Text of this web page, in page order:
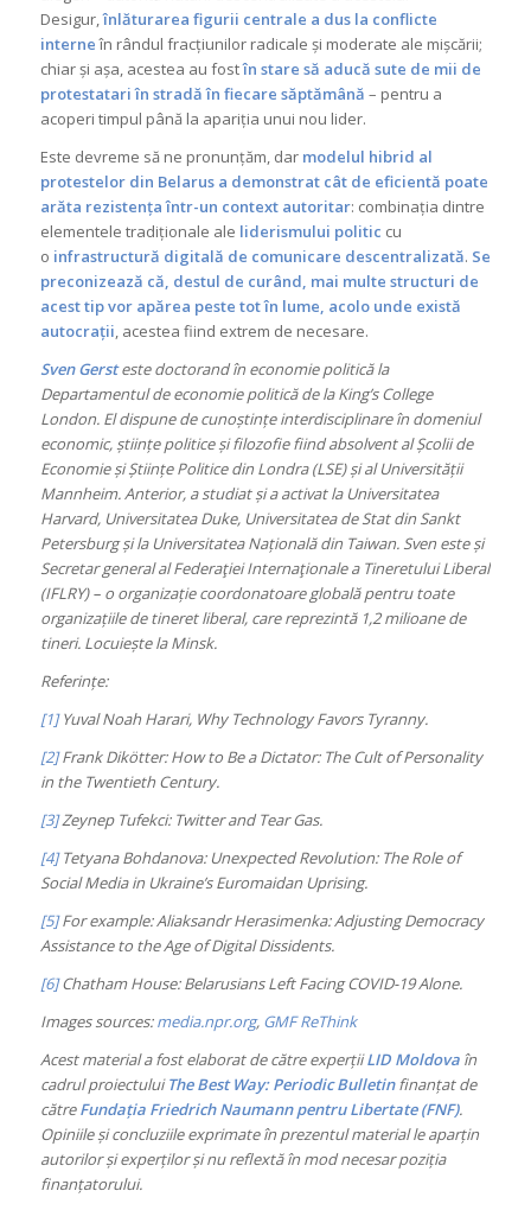
Desigur,înlăturarea figurii centrale a dus la conflicte
interneîn rândul fracțiunilor radicale și moderate ale mișcării;
chiar și așa, acestea au fostîn stare să aducă sute de mii de
protestatari în stradă în fiecare săptămână – pentru a
acoperi timpul până la apariția unui nou lider.
Este devreme să ne pronunțăm, dar modelul hibrid al
protestelor din Belarus a demonstrat cât de eficientă poate
arăta rezistența într-un context autoritar: combinația dintre
elementele tradiționale ale liderismului politic cu
o infrastructură digitală de comunicare descentralizată. Se
preconizează că, destul de curând, mai multe structuri de
acest tip vor apărea peste tot în lume, acolo unde există
autocrații , acestea fiind extrem de necesare.
Sven Gersteste doctorand în economie politică la
Departamentul de economie politică de la King’s College
London. El dispune de cunoștințe interdisciplinare în domeniul
economic, științe politice și filozofie fiind absolvent al Școlii de
Economie și Științe Politice din Londra (LSE) și al Universității
Mannheim. Anterior, a studiat și a activat la Universitatea
Harvard, Universitatea Duke, Universitatea de Stat din Sankt
Petersburg și la Universitatea Națională din Taiwan. Sven este și
Secretar general al Federaţiei Internaţionale a Tineretului Liberal
(IFLRY) – o organizație coordonatoare globală pentru toate
organizațiile de tineret liberal, care reprezintă 1,2 milioane de
tineri. Locuiește la Minsk.
Referințe:
[1]Yuval Noah Harari, Why Technology Favors Tyranny.
[2]Frank Dikötter: How to Be a Dictator: The Cult of Personality
in the Twentieth Century.
[3]Zeynep Tufekci: Twitter and Tear Gas.
[4]Tetyana Bohdanova: Unexpected Revolution: The Role of
Social Media in Ukraine’s Euromaidan Uprising.
[5]For example: Aliaksandr Herasimenka: Adjusting Democracy
Assistance to the Age of Digital Dissidents.
[6]Chatham House: Belarusians Left Facing COVID-19 Alone.
Images sources:media.npr.org, GMF ReThink
Acest material a fost elaborat de către experțiiLID Moldovaîn
cadrul proiectuluiThe Best Way: Periodic Bulletinfinanțat de
cătreFundația Friedrich Naumann pentru Libertate (FNF).
Opiniile și concluziile exprimate în prezentul material le aparțin
autorilor și experților și nu reflextă în mod necesar poziția
finanțatorului.